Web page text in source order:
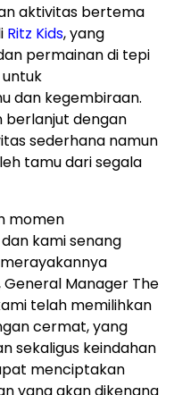
aktivitas bertema
Ritz Kids, yang
permainan di tepi
dan kegembiraan.
dengan
sederhana namun
tamu dari segala
momen
kami senang
General Manager The
telah memilihkan
cermat, yang
sekaligus keindahan
menciptakan
yang akan dikenang